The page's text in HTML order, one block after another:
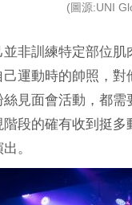
(圖源:UNI
非訓練特定部位
運動時的帥照，對
見面會活動，都
段的確有收到挺
。